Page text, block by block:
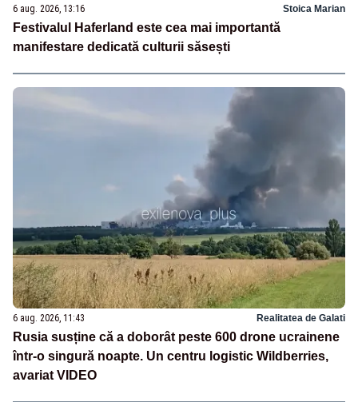
6 aug. 2026, 13:16 Stoica Marian
Festivalul Haferland este cea mai importantă
manifestare dedicată culturii săsești
6 aug. 2026, 11:43 Realitatea de Galati
Rusia susține că a doborât peste 600 drone ucrainene
într-o singură noapte. Un centru logistic Wildberries,
avariat VIDEO